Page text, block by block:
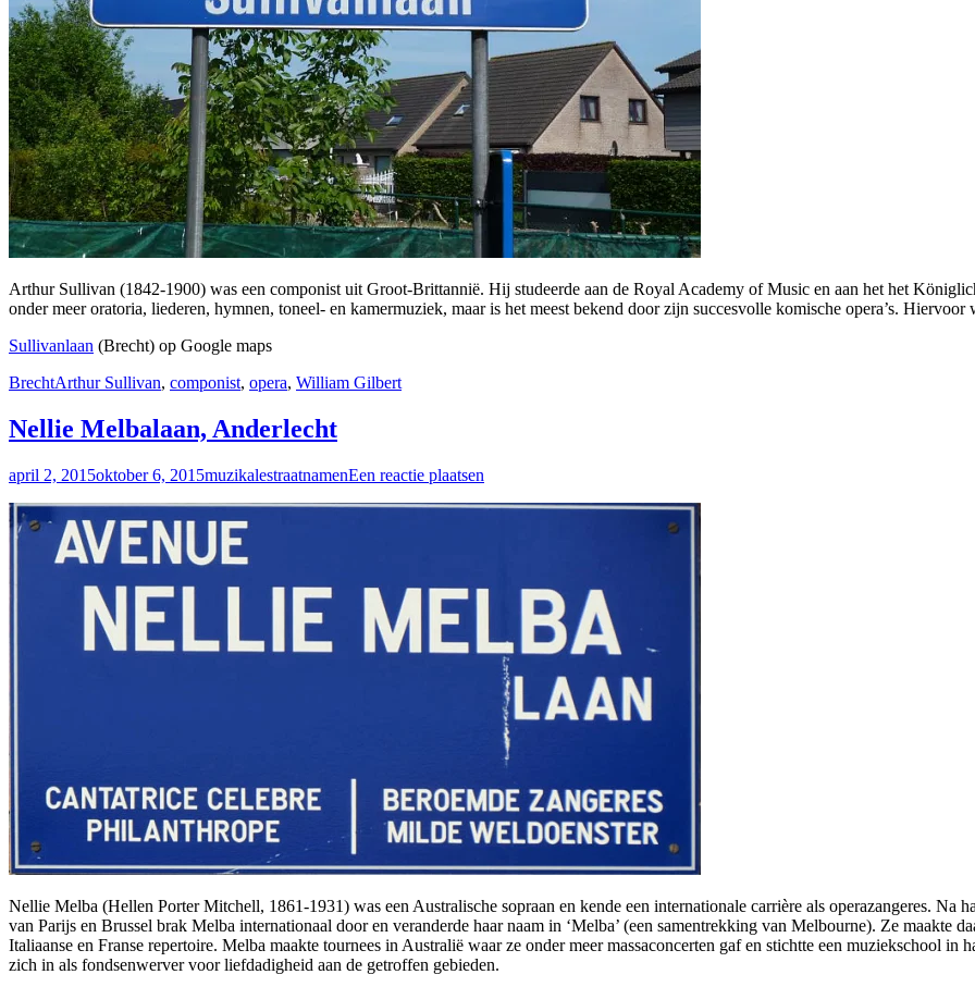
Arthur Sullivan (1842-1900) was een componist uit Groot-Brittannië. Hij studeerde aan de Royal Academy of Music en aan het het
onder meer oratoria, liederen, hymnen, toneel- en kamermuziek, maar is het meest bekend door zijn succesvolle komische opera’s.
Sullivanlaan (Brecht) op Google maps
BrechtArthur Sullivan, componist, opera, William Gilbert
Nellie Melbalaan, Anderlecht
april 2, 2015oktober 6, 2015muzikalestraatnamenEen reactie plaatsen
Nellie Melba (Hellen Porter Mitchell, 1861-1931) was een Australische sopraan en kende een internationale carrière als operazangeres. Na
van Parijs en Brussel brak Melba internationaal door en veranderde haar naam in ‘Melba’ (een samentrekking van Melbourne). Ze maakte
Italiaanse en Franse repertoire. Melba maakte tournees in Australië waar ze onder meer massaconcerten gaf en stichtte een muziekschool in
zich in als fondsenwerver voor liefdadigheid aan de getroffen gebieden.